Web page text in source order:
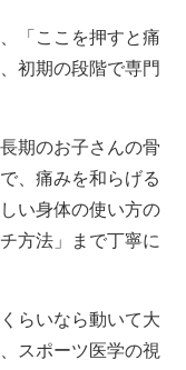
「ここを押すと痛
初期の段階で専門
期のお子さんの骨
、痛みを和らげる
い身体の使い方の
方法」まで丁寧に
らいなら動いて大
スポーツ医学の視